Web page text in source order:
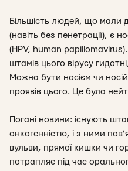
Більшість людей, що мали
(навіть без пенетрації), є
(HPV, human
штамів цього вірусу
Можна бути носієм чи
проявів цього. Це була
Погані новини: існують
онкогенністю, і з ними
вульви, прямої кишки чи
потрапляє під час